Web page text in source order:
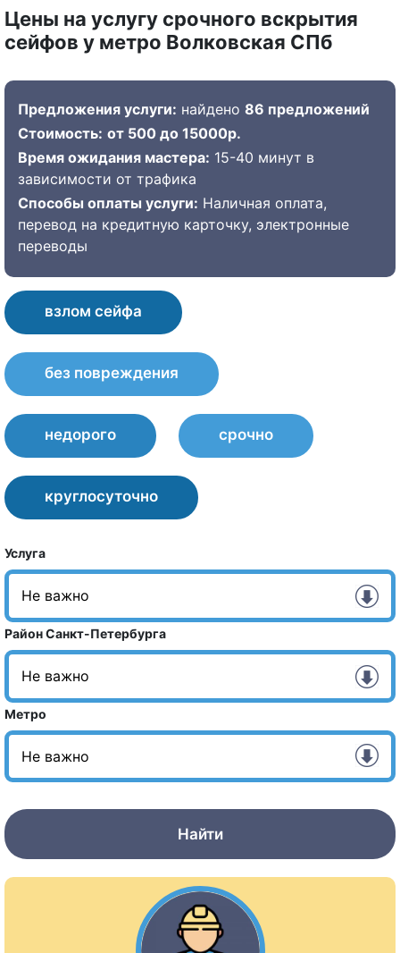
Цены на услугу срочного вскрытия
сейфов у метро Волковская СПб
Предложения услуги: найдено 86 предложений
Стоимость: от 500 до 15000р.
Время ожидания мастера: 15-40 минут в
зависимости от трафика
Способы оплаты услуги: Наличная оплата,
перевод на кредитную карточку, электронные
переводы
взлом сейфа
без повреждения
недорого срочно
круглосуточно
Услуга
Район Санкт-Петербурга
Метро
Найти